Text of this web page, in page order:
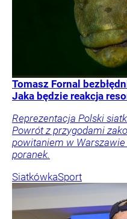
Tomasz Fornal
Jaka będzie reakcja
Reprezentacja Polski
Powrót z przygodami
powitaniem w
poranek.
SiatkówkaSport